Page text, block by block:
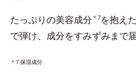
たっぷりの美容成分 ＊7を抱え
で弾け、成分をすみずみまで届
＊7 保湿成分